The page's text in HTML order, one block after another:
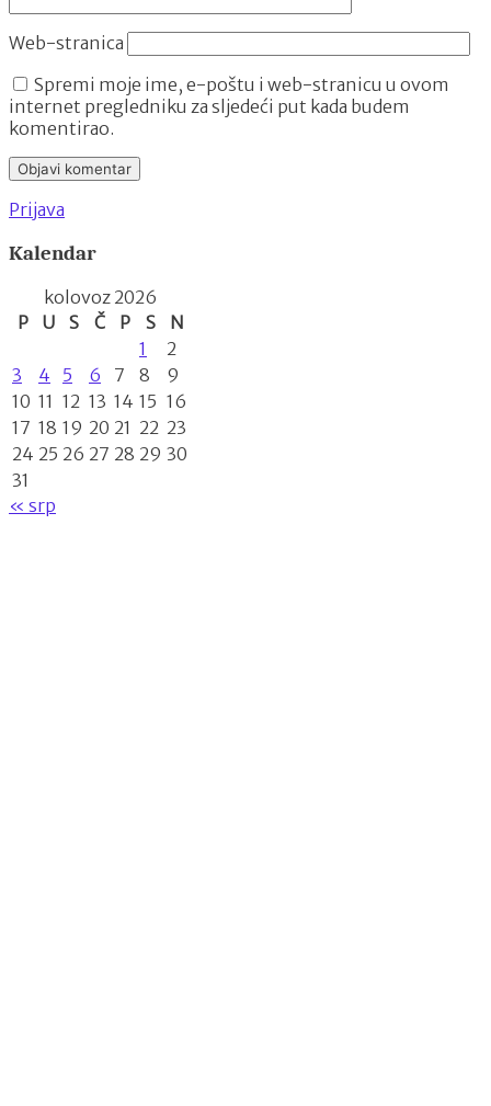
Web-stranica
Spremi moje ime, e-poštu i web-stranicu u ovom
internet pregledniku za sljedeći put kada budem
komentirao.
Prijava
Kalendar
kolovoz 2026
P
U S Č P S
N
1
2
3
4 5 6 7 8
9
10 11 12 13 14 15 16
17 18 19 20 21 22 23
24 25 26 27 28 29 30
31
« srp